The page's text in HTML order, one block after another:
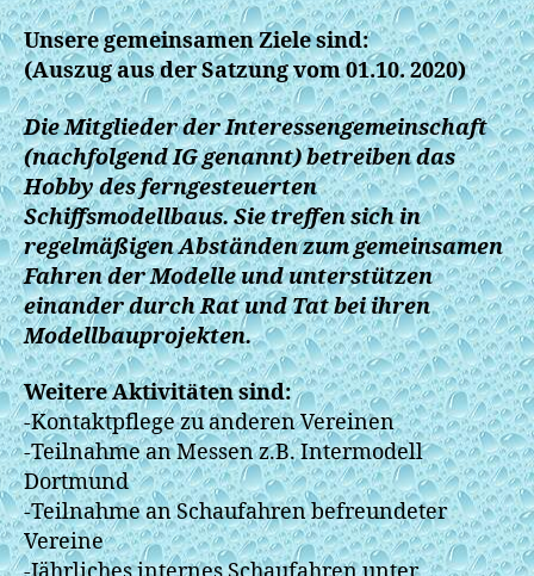
Unsere gemeinsamen Ziele sind:
(Auszug aus der Satzung vom 01.10. 2020)
Die Mitglieder der Interessengemeinschaft
(nachfolgend IG genannt) betreiben das
Hobby des ferngesteuerten
Schiffsmodellbaus. Sie treffen sich in
regelmäßigen Abständen zum gemeinsamen
Fahren der Modelle und unterstützen
einander durch Rat und Tat bei ihren
Modellbauprojekten.
Weitere Aktivitäten sind:
-Kontaktpflege zu anderen Vereinen
-Teilnahme an Messen z.B. Intermodell
Dortmund
-Teilnahme an Schaufahren befreundeter
Vereine